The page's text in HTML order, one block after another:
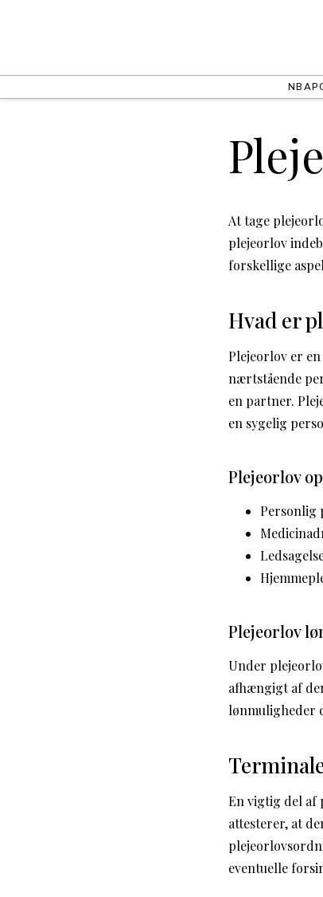
NBA
At tage
plejeorlov
forskellige
Hvad er
Plejeorlov er
nærtstående
en partner.
en sygelig
Plejeorlov
Personlig
Plejeorlov
Under
afhængigt af
lønmuligheder
En vigtig del af
attesterer, at
eventuelle